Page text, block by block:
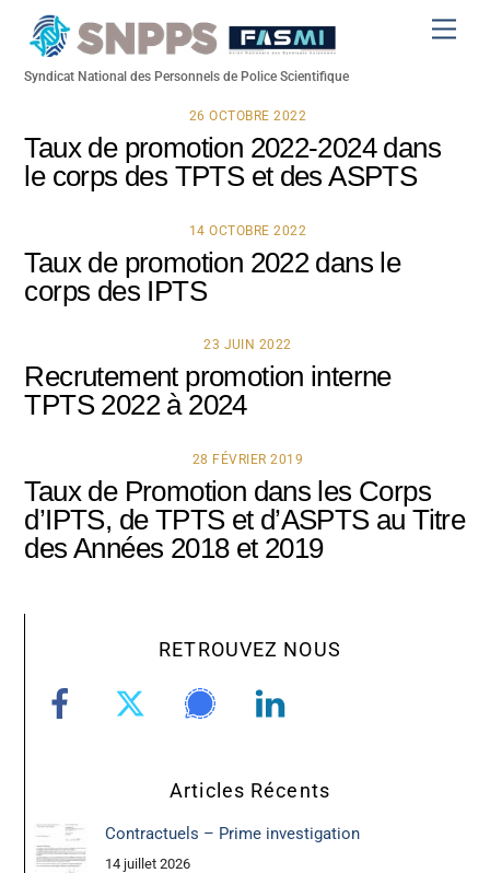
Syndicat National des Personnels de Police Scientifique
26 OCTOBRE 2022
Taux de promotion 2022-2024 dans
le corps des TPTS et des ASPTS
14 OCTOBRE 2022
Taux de promotion 2022 dans le
corps des IPTS
23 JUIN 2022
Recrutement promotion interne
TPTS 2022 à 2024
28 FÉVRIER 2019
Taux de Promotion dans les Corps
d’IPTS, de TPTS et d’ASPTS au Titre
des Années 2018 et 2019
RETROUVEZ NOUS
Articles Récents
Contractuels – Prime investigation
14 juillet 2026